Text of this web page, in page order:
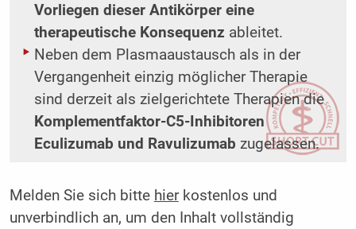
Vorliegen dieser Antikörper eine
therapeutische Konsequenz ableitet.
Neben dem Plasmaaustausch als in der
Vergangenheit einzig möglicher Therapie
sind derzeit als zielgerichtete Therapien die
Komplementfaktor-C5-Inhibitoren
Eculizumab und Ravulizumab zugelassen.
Melden Sie sich bitte hierkostenlos und
unverbindlich an, um den Inhalt vollständig